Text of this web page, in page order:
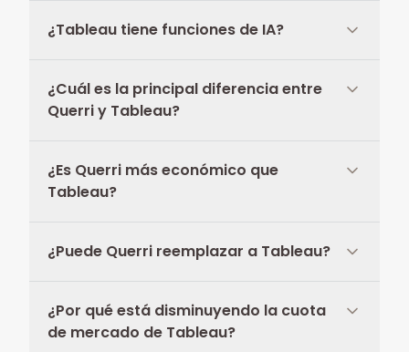
¿Tableau tiene funciones de IA?
¿Cuál es la principal diferencia entre
Querri y Tableau?
¿Es Querri más económico que
Tableau?
¿Puede Querri reemplazar a Tableau?
¿Por qué está disminuyendo la cuota
de mercado de Tableau?